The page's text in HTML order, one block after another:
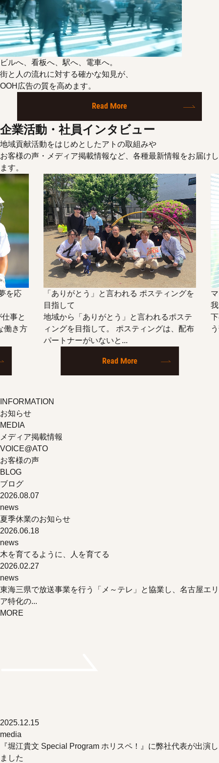
ビルへ、看板へ、駅へ、電車へ。
街と人の流れに対する確かな知見が、
OOH広告の質を高めます。
Read More
企業活動・社員インタビュー
地域貢献活動をはじめとしたアトの取組みや
お客様の声・メディア掲載情報など、各種最新情報をお届けし
ます。
応
と
方
「ありがとう」と言われる ポスティングを
目指して
地域から「ありがとう」と言われるポステ
ィングを目指して。 ポスティングは、配布
パートナーがいないと...
Read More
マ
我
下
う
INFORMATION
お知らせ
MEDIA
メディア掲載情報
VOICE@ATO
お客様の声
BLOG
ブログ
2026.08.07
news
夏季休業のお知らせ
2026.06.18
news
木を育てるように、人を育てる
2026.02.27
news
東海三県で放送事業を行う「メ～テレ」と協業し、名古屋エリ
ア特化の...
MORE
2025.12.15
media
『堀江貴文 Special Program ホリスペ！』に弊社代表が出演し
ました